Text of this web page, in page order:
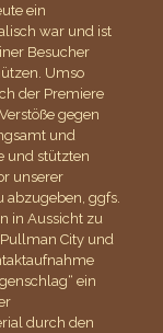
ein
war und ist
Besucher
Umso
der Premiere
gegen
und
und stützten
unserer
ggfs.
in Aussicht zu
City und
ein
durch den